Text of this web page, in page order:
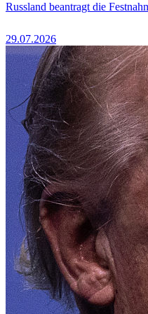
Russland beantragt die
29.07.2026